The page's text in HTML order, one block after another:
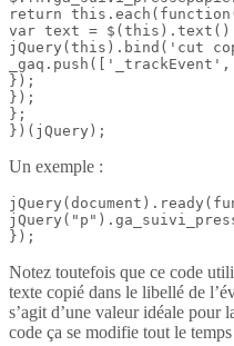
return
var text =
jQuery(this).bind('cut
});
});
};
})(jQuery);
Un exemple :
});
Notez toutefois que ce code
texte copié dans le libellé de
s’agit d’une valeur idéale pour
code ça se modifie tout le